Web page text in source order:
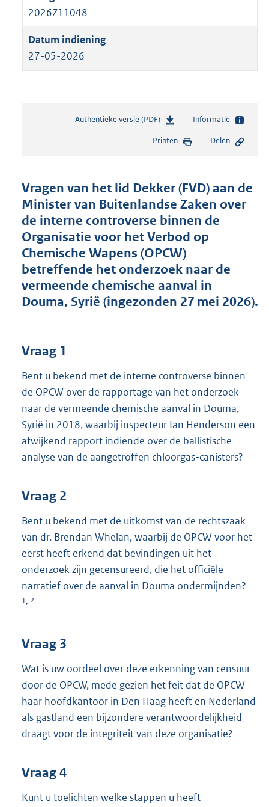
2026Z11048
27-05-2026
Authentieke versie (PDF)b
s
d
s
g
r
o
t
t
e
:
Informatie
Printen Delen
Vragen van het lid Dekker (FVD) aan de
Minister van Buitenlandse Zaken over
de interne controverse binnen de
Organisatie voor het Verbod op
Chemische Wapens (OPCW)
betreffende het onderzoek naar de
vermeende chemische aanval in
Douma, Syrië (ingezonden 27 mei 2026).
Vraag 1
Bent u bekend met de interne controverse binnen
de OPCW over de rapportage van het onderzoek
naar de vermeende chemische aanval in Douma,
Syrië in 2018, waarbij inspecteur Ian Henderson een
afwijkend rapport indiende over de ballistische
analyse van de aangetroffen chloorgas-canisters?
Vraag 2
Bent u bekend met de uitkomst van de rechtszaak
van dr. Brendan Whelan, waarbij de OPCW voor het
eerst heeft erkend dat bevindingen uit het
onderzoek zijn gecensureerd, die het officiële
narratief over de aanval in Douma ondermijnden?
1, 2
Vraag 3
Wat is uw oordeel over deze erkenning van censuur
door de OPCW, mede gezien het feit dat de OPCW
haar hoofdkantoor in Den Haag heeft en Nederland
als gastland een bijzondere verantwoordelijkheid
draagt voor de integriteit van deze organisatie?
Vraag 4
Kunt u toelichten welke stappen u heeft